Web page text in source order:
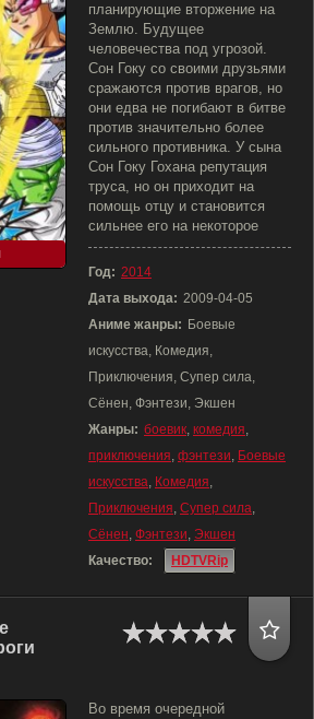
планирующие вторжение на
Землю. Будущее
человечества под угрозой.
Сон Гоку со своими друзьями
сражаются против врагов, но
они едва не погибают в битве
против значительно более
сильного противника. У сына
Сон Гоку Гохана репутация
труса, но он приходит на
помощь отцу и становится
сильнее его на некоторое
Год: 2014
Дата выхода: 2009-04-05
Аниме жанры: Боевые
искусства, Комедия,
Приключения, Супер сила,
Сёнен, Фэнтези, Экшен
Жанры: боевик, комедия,
приключения, фэнтези, Боевые
искусства, Комедия,
Приключения, Супер сила,
Сёнен, Фэнтези, Экшен
Качество:
HDTVRip
Во время очередной